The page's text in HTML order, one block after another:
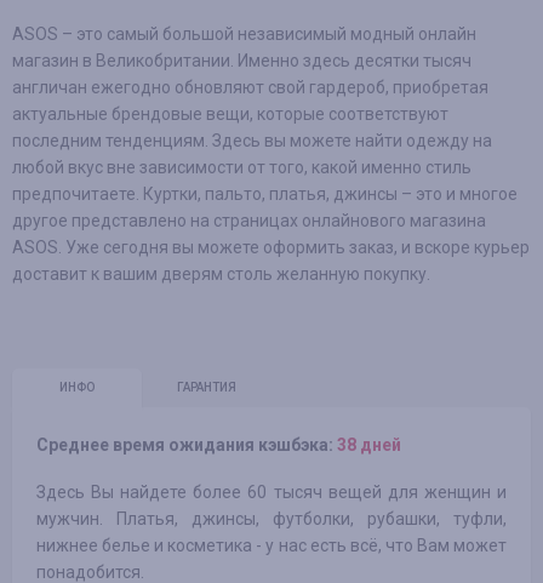
ASOS – это самый большой независимый модный онлайн
магазин в Великобритании. Именно здесь десятки тысяч
англичан ежегодно обновляют свой гардероб, приобретая
актуальные брендовые вещи, которые соответствуют
последним тенденциям. Здесь вы можете найти одежду на
любой вкус вне зависимости от того, какой именно стиль
предпочитаете. Куртки, пальто, платья, джинсы – это и многое
другое представлено на страницах онлайнового магазина
ASOS. Уже сегодня вы можете оформить заказ, и вскоре курьер
доставит к вашим дверям столь желанную покупку.
ИНФО ГАРАНТИЯ
Среднее время ожидания кэшбэка: 38 дней
Здесь Вы найдете более 60 тысяч вещей для женщин и
мужчин. Платья, джинсы, футболки, рубашки, туфли,
нижнее белье и косметика - у нас есть всё, что Вам может
понадобится.